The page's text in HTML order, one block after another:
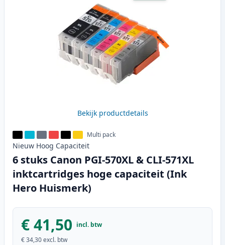
Bekijk productdetails
Multi pack
Nieuw Hoog Capaciteit
6 stuks Canon PGI-570XL & CLI-571XL
inktcartridges hoge capaciteit (Ink
Hero Huismerk)
€ 41,50 incl. btw
€ 34,30excl. btw